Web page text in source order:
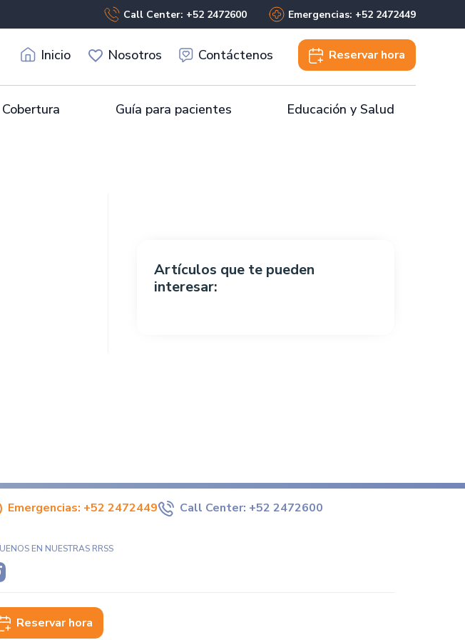
Call Center: +52 2472600 Emergencias: +52 2472449
Inicio Nosotros Contáctenos Reservar hora
Cobertura Guía para pacientes Educación y Salud
Artículos que te pueden
interesar:
Emergencias: +52 2472449 Call Center: +52 2472600
EN NUESTRAS RRSS
Reservar hora